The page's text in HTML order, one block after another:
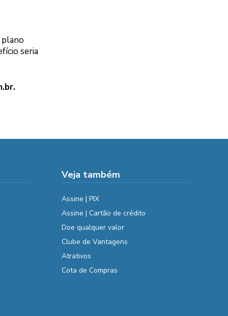
seria
Veja também
Assine | PIX
Assine | Cartão de crédito
Doe qualquer valor
Clube de Vantagens
Atrativos
Cota de Compras